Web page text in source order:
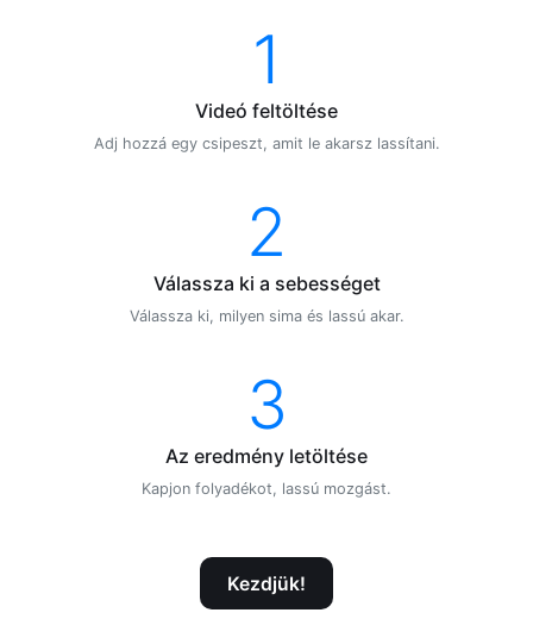
1
Videó feltöltése
Adj hozzá egy csipeszt, amit le akarsz lassítani.
2
Válassza ki a sebességet
Válassza ki, milyen sima és lassú akar.
3
Az eredmény letöltése
Kapjon folyadékot, lassú mozgást.
Kezdjük!